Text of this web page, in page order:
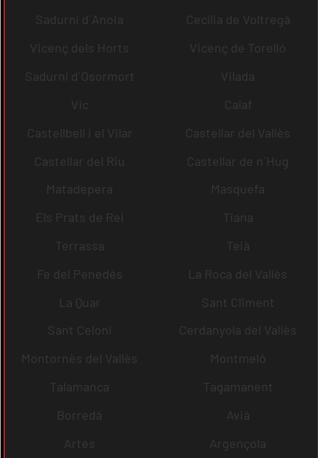
Sadurní d´Anoia
Cecília de Voltregà
Vicenç dels Horts
Vicenç de Torelló
Sadurní d´Osormort
Vilada
Vic
Calaf
Castellbell i el Vilar
Castellar del Vallès
Castellar del Riu
Castellar de n´Hug
Matadepera
Masquefa
Els Prats de Rei
Tiana
Terrassa
Teià
Fe del Penedès
La Roca del Vallès
La Quar
Sant Climent
Sant Celoni
Cerdanyola del Vallès
Montornès del Vallès
Montmeló
Talamanca
Tagamanent
Borredà
Avià
Artés
Argençola